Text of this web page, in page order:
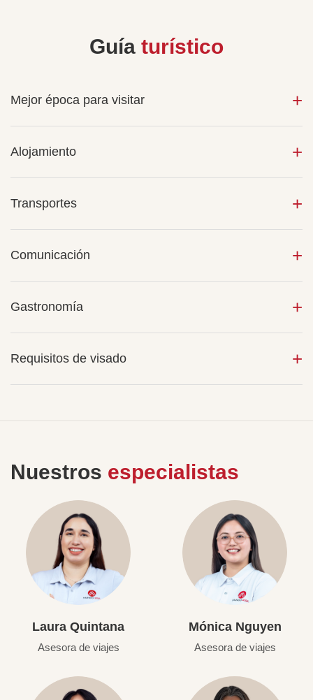
Guía turístico
Mejor época para visitar
Alojamiento
Transportes
Comunicación
Gastronomía
Requisitos de visado
Nuestros especialistas
Laura Quintana
Asesora de viajes
Mónica Nguyen
Asesora de viajes